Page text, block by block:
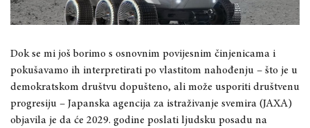
Dok se mi još borimo s osnovnim povijesnim činjenicama i
pokušavamo ih interpretirati po vlastitom nahođenju – što je u
demokratskom društvu dopušteno, ali može usporiti društvenu
progresiju – Japanska agencija za istraživanje svemira (JAXA)
objavila je da će 2029. godine poslati ljudsku posadu na